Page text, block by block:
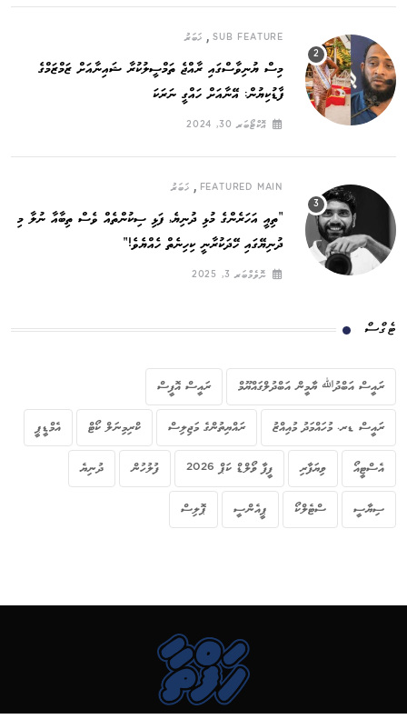
SUB FEATURE
, ޚަބަރު
މިސް ޔުނިވާސްގައި ރާއްޖެ ތަމްސީލުކުރާ ޝައިނާއަށް ޒަމްޒަމްގެ
ފާޑުކިޔުން: އޭނާއަށް ހައްގީ ނަރަކަ
އޮކްޓޯބަރ 30, 2024
FEATURED MAIN
, ޚަބަރު
”ތިއީ އަހަރެންގެ މުޅި ދުނިޔެ, ފަޅި ސިކުންތެއް ވެސް ތިބާއާ ނުލާ މި
ދުނިޔޭގައި ހޭދަކުރާނީ ކިހިނެތް ހެއްޔެވެ!“
ނޮވެމްބަރ 3, 2025
ޓެގްސް
ރައީސް އަބްދުﷲ ޔާމީން އަބްދުލްގައްޔޫމް ރައީސް އޮފީސް
ރައީސް ޑރ. މުހައްމަދު މުއިއްޒު ރައްޔިތުންގެ މަޖިލިސް ކްރިމިނަލް ކޯޓް އެމްޑީޕީ
އެސްޓީއޯ ވިޔަފާރި ފީފާ ވޯލްޑް ކަޕް 2026 ފުލުހުން ދުނިޔެ
ސިޔާސީ ސްޓެލްކޯ ޕީއެންސީ ޕޮލިސް